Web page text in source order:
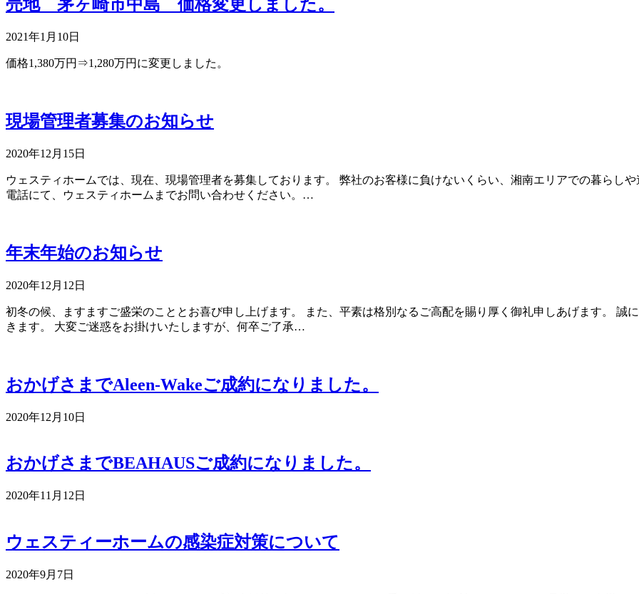
売地 茅ヶ崎市中島 価格変更しました。
2021年1月10日
価格1,380万円⇒1,280万円に変更しました。
現場管理者募集のお知らせ
2020年12月15日
ウェスティホームでは、現在、現場管理者を募集しております。 弊社のお客様に負けないくらい、湘南エリアでの暮らし
電話にて、ウェスティホームまでお問い合わせください。…
年末年始のお知らせ
2020年12月12日
初冬の候、ますますご盛栄のこととお喜び申し上げます。 また、平素は格別なるご高配を賜り厚く御礼申しあげます。 誠
きます。 大変ご迷惑をお掛けいたしますが、何卒ご了承…
おかげさまでAleen-Wakeご成約になりました。
2020年12月10日
おかげさまでBEAHAUSご成約になりました。
2020年11月12日
ウェスティーホームの感染症対策について
2020年9月7日